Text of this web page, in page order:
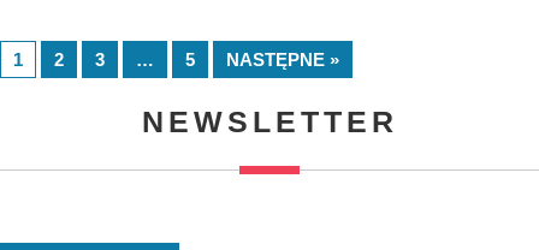
1 2 3 … 5 NASTĘPNE »
NEWSLETTER